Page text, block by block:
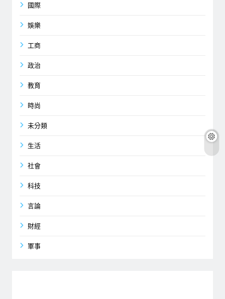
國際
娛樂
工商
政治
教育
時尚
未分類
生活
社會
科技
言論
財經
軍事